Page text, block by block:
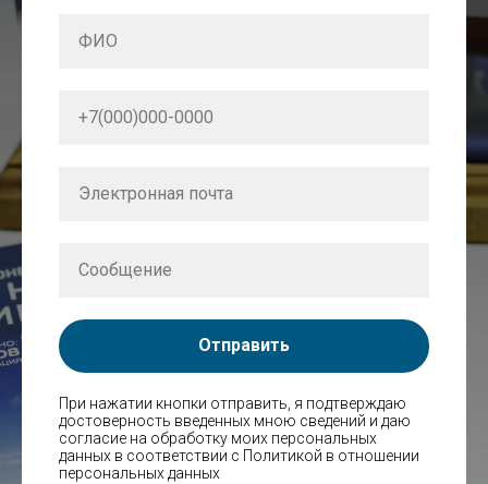
Отправить
При нажатии кнопки отправить, я подтверждаю
достоверность введенных мною сведений и даю
согласие на обработку моих персональных
данных в соответствии с Политикой в отношении
персональных данных